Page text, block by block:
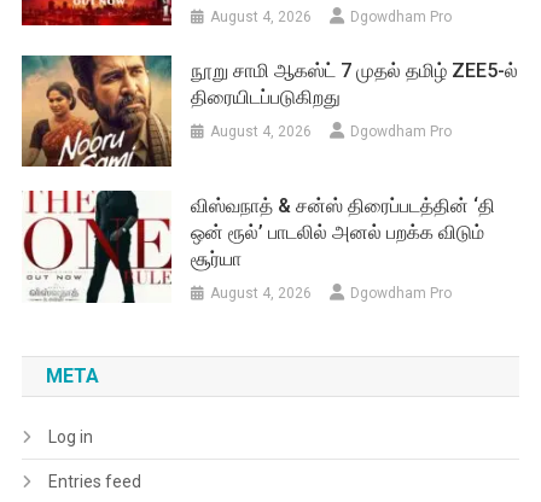
August 4, 2026 Dgowdham Pro
நூறு சாமி ஆகஸ்ட் 7 முதல் தமிழ் ZEE5-ல்
திரையிடப்படுகிறது
August 4, 2026 Dgowdham Pro
விஸ்வநாத் & சன்ஸ் திரைப்படத்தின் ‘தி
ஒன் ரூல்’ பாடலில் அனல் பறக்க விடும்
சூர்யா
August 4, 2026 Dgowdham Pro
META
Log in
Entries feed